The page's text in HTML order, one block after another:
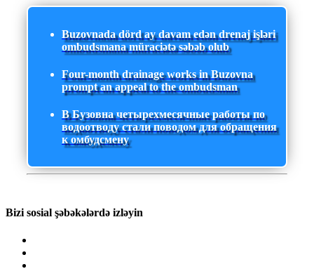
Buzovnada dörd ay davam edən drenaj işləri
ombudsmana müraciətə səbəb olub
Four-month drainage works in Buzovna
prompt an appeal to the ombudsman
В Бузовна четырехмесячные работы по
водоотводу стали поводом для обращения
к омбудсмену
Bizi sosial şəbəkələrdə izləyin